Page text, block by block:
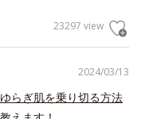
23297 view
2024/03/13
らぎ肌を乗り切る方法